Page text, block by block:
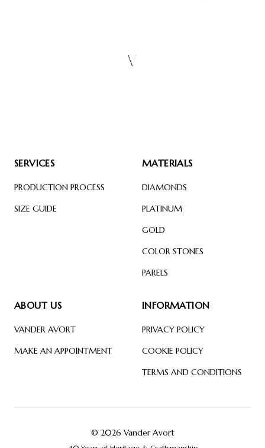
SERVICES
PRODUCTION PROCESS
SIZE GUIDE
MATERIALS
DIAMONDS
PLATINUM
GOLD
COLOR STONES
PARELS
ABOUT US
VANDER AVORT
MAKE AN APPOINTMENT
INFORMATION
PRIVACY POLICY
COOKIE POLICY
TERMS AND CONDITIONS
© 2026 Vander Avort